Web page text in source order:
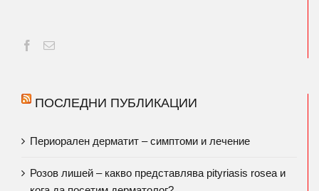
ПОСЛЕДНИ ПУБЛИКАЦИИ
Периорален дерматит – симптоми и лечение
Розов лишей – какво представлява pityriasis rosea и